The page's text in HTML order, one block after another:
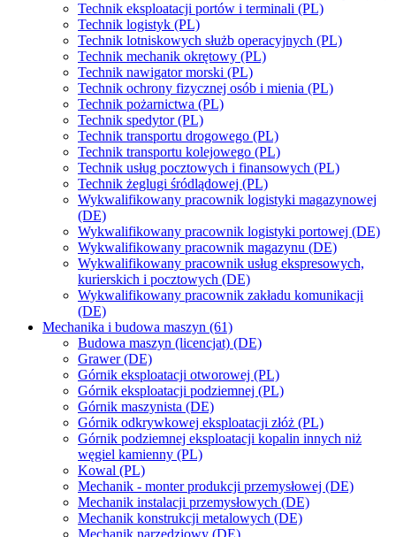
Technik eksploatacji portów i terminali (PL)
Technik logistyk (PL)
Technik lotniskowych służb operacyjnych (PL)
Technik mechanik okrętowy (PL)
Technik nawigator morski (PL)
Technik ochrony fizycznej osób i mienia (PL)
Technik pożarnictwa (PL)
Technik spedytor (PL)
Technik transportu drogowego (PL)
Technik transportu kolejowego (PL)
Technik usług pocztowych i finansowych (PL)
Technik żeglugi śródlądowej (PL)
Wykwalifikowany pracownik logistyki magazynowej
(DE)
Wykwalifikowany pracownik logistyki portowej (DE)
Wykwalifikowany pracownik magazynu (DE)
Wykwalifikowany pracownik usług ekspresowych,
kurierskich i pocztowych (DE)
Wykwalifikowany pracownik zakładu komunikacji
(DE)
Mechanika i budowa maszyn (61)
Budowa maszyn (licencjat) (DE)
Grawer (DE)
Górnik eksploatacji otworowej (PL)
Górnik eksploatacji podziemnej (PL)
Górnik maszynista (DE)
Górnik odkrywkowej eksploatacji złóż (PL)
Górnik podziemnej eksploatacji kopalin innych niż
węgiel kamienny (PL)
Kowal (PL)
Mechanik - monter produkcji przemysłowej (DE)
Mechanik instalacji przemysłowych (DE)
Mechanik konstrukcji metalowych (DE)
Mechanik narzędziowy (DE)